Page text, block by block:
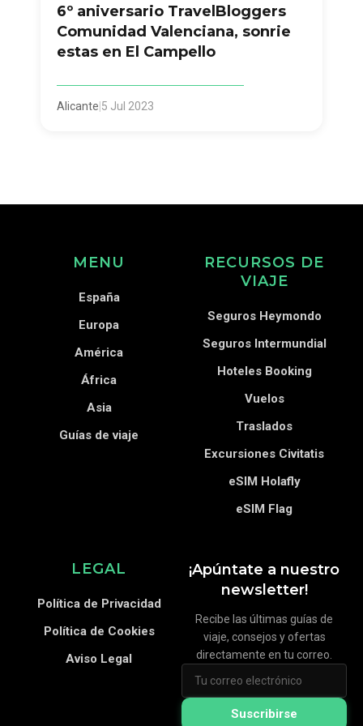
6º aniversario TravelBloggers
Comunidad Valenciana, sonrie
estas en El Campello
Alicante 5 Jul 2023
¡Apúntate a nuestro
newsletter!
Recibe las últimas guías de
viaje, consejos y ofertas
directamente en tu correo.
Suscribirse
MENU
España
Europa
América
África
Asia
Guías de viaje
RECURSOS DE
VIAJE
Seguros Heymondo
Seguros Intermundial
Hoteles Booking
Vuelos
Traslados
Excursiones Civitatis
eSIM Holafly
eSIM Flag
LEGAL
Política de Privacidad
Política de Cookies
Aviso Legal